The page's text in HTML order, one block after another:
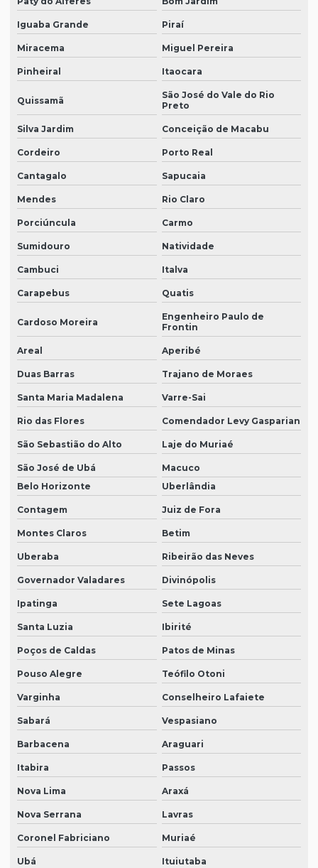
Iguaba Grande Piraí
Miracema Miguel Pereira
Pinheiral Itaocara
Quissamã
São José do Vale do Rio
Preto
Silva Jardim Conceição de Macabu
Cordeiro Porto Real
Cantagalo Sapucaia
Mendes Rio Claro
Porciúncula Carmo
Sumidouro Natividade
Cambuci Italva
Carapebus Quatis
Cardoso Moreira
Engenheiro Paulo de
Frontin
Areal Aperibé
Duas Barras Trajano de Moraes
Santa Maria Madalena Varre-Sai
Rio das Flores Comendador Levy Gasparian
São Sebastião do Alto Laje do Muriaé
São José de Ubá
Macuco
Belo Horizonte
Uberlândia
Contagem Juiz de Fora
Montes Claros Betim
Uberaba Ribeirão das Neves
Governador Valadares Divinópolis
Ipatinga Sete Lagoas
Santa Luzia Ibirité
Poços de Caldas Patos de Minas
Pouso Alegre Teófilo Otoni
Varginha Conselheiro Lafaiete
Sabará Vespasiano
Barbacena Araguari
Itabira Passos
Nova Lima Araxá
Nova Serrana Lavras
Coronel Fabriciano Muriaé
Ubá Ituiutaba